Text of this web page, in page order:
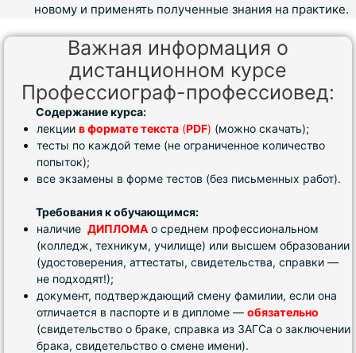
новому и применять полученные знания на практике.
Важная информация о
дистанционном курсе
Профессиограф-профессиовед:
Содержание курса:
лекции в формате текста (PDF) (можно скачать);
тесты по каждой теме (не ограниченное количество
попыток);
все экзамены в форме тестов (без письменных работ).
Требования к обучающимся:
наличие ДИПЛОМА о среднем профессиональном
(колледж, техникум, училище) или высшем образовании
(удостоверения, аттестаты, свидетельства, справки —
не подходят!);
документ, подтверждающий смену фамилии, если она
отличается в паспорте и в дипломе — обязательно
(свидетельство о браке, справка из ЗАГСа о заключении
брака, свидетельство о смене имени).